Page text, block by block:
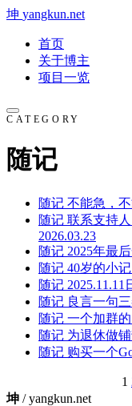
坤 yangkun.net
首页
关于博主
项目一览
CATEGORY
随记
随记 不能急，
随记 联系支持
2026.03.23
随记 2025年最
随记 40岁的小记
随记 2025.11.11
随记 良言一句
随记 一个加群
随记 为退休做
随记 购买一个
1
坤 / yangkun.net